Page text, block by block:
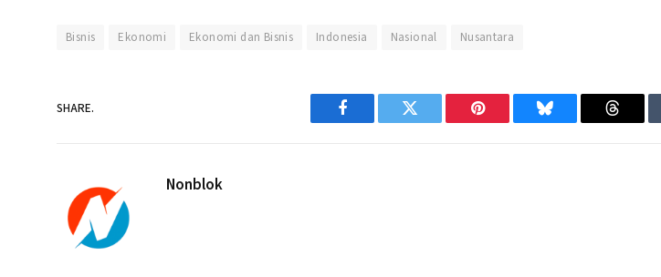
Bisnis Ekonomi Ekonomi dan Bisnis Indonesia Nasional Nusantara
SHARE.
Facebook Twitter Pinterest Bluesky
Nonblok